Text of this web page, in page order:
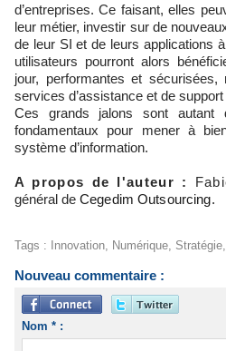
d’entreprises. Ce faisant, elles
leur métier, investir sur de
de leur SI et de leurs applications
utilisateurs pourront alors
jour, performantes et
services d’assistance et de
Ces grands jalons sont autant
fondamentaux pour mener à
système d’information.
A propos de l'auteur :
général de Cegedim Outsourcing.
Tags : Innovation Numérique Stratégie
Nouveau commentaire :
Nom * :